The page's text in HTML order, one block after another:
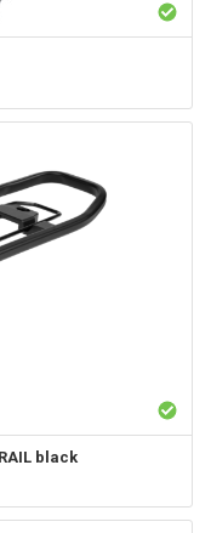
black